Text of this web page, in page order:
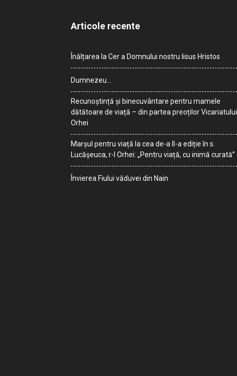
Articole recente
Înălțarea la Cer a Domnului nostru Iisus Hristos
Dumnezeu…
Recunoștință și binecuvântare pentru mamele
dătătoare de viață – din partea preoților Vicariatului
Orhei
Marșul pentru viață la cea de-a II-a ediție în s.
Lucășeuca, r-l Orhei: „Pentru viață, cu inimă curată”
Învierea Fiului văduvei din Nain